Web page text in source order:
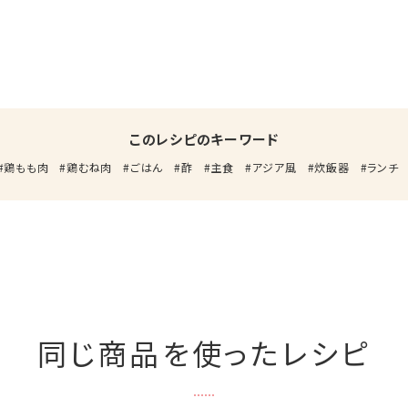
このレシピのキーワード
鶏もも肉 鶏むね肉 ごはん 酢 主食 アジア風 炊飯器 ランチ
同じ商品を使ったレシピ